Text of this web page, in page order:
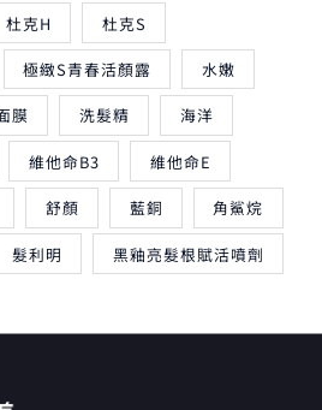
杜克H 杜克S
極緻S青春活顏露 水嫩
膜 洗髮精 海洋
維他命B3 維他命E
舒顏 藍銅 角鯊烷
髮利明 黑釉亮髮根賦活噴劑